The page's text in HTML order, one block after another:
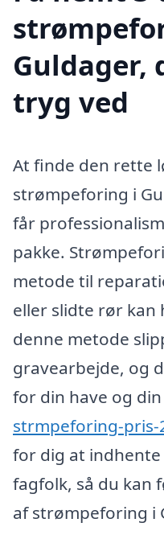
Guldager,
tryg ved
At finde den rette
strømpeforing i
får
pakke.
metode til
eller slidte rør kan
denne metode
gravearbejde, og
for din have og
strmpeforing-pris-
for dig at
fagfolk, så du kan
af strømpeforing i